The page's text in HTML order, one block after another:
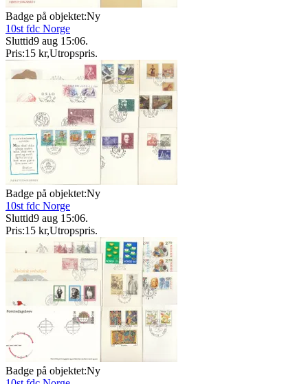
Badge på objektet:Ny
10st fdc Norge
Sluttid9 aug 15:06.
Pris:15 kr,Utropspris.
Badge på objektet:Ny
10st fdc Norge
Sluttid9 aug 15:06.
Pris:15 kr,Utropspris.
Badge på objektet:Ny